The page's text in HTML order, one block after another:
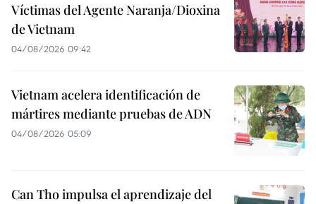
Víctimas del Agente Naranja/Dioxina
de Vietnam
04/08/2026 09:42
Vietnam acelera identificación de
mártires mediante pruebas de ADN
04/08/2026 05:09
Can Tho impulsa el aprendizaje del